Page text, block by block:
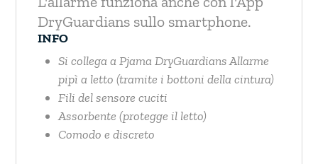
DryGuardians sullo smartphone.
INFO
Si collega a Pjama DryGuardians Allarme
pipì a letto (tramite i bottoni della cintura)
Fili del sensore cuciti
Assorbente (protegge il letto)
Comodo e discreto